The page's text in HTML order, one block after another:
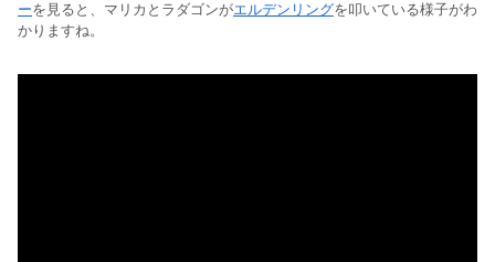
ーを見ると、マリカとラダゴンがエルデンリングを叩いている様子がわ
かりますね。